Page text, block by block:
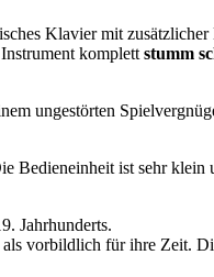
Klavier mit
komplett stumm
ungestörten
Bedieneinheit ist sehr
Jahrhunderts.
vorbildlich für ihre Zeit.